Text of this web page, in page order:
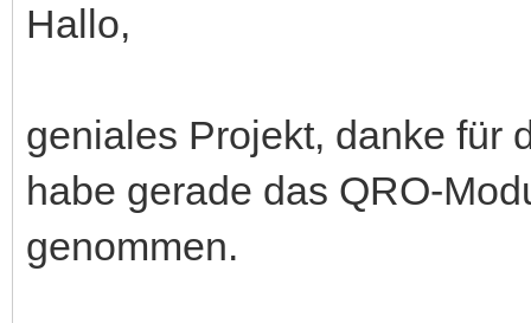
Hallo,
geniales Projekt, danke für
habe gerade das QRO-
genommen.